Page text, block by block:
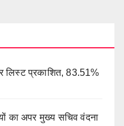
लिस्ट प्रकाशित, 83.51%
का अपर मुख्य सचिव वंदना